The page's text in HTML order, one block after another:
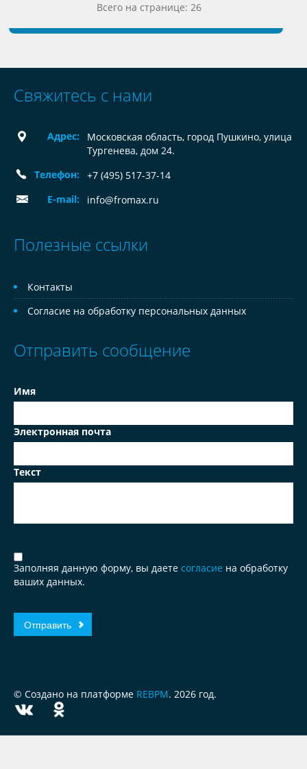
Всего на странице: 26
Свяжитесь с нами
Адрес:
Московская область, город Пушкино, улица
Тургенева, дом 24.
Телефон:
+7 (495) 517-37-14
E-mail:
info@fromax.ru
Полезные ссылки
Контакты
Согласие на обработку персональных данных
Отправить сообщение
Имя
Электронная почта
Текст
Заполняя данную форму, вы даете согласие на обработку
ваших данных.
© Создано на платформе REBPM. 2026 год.